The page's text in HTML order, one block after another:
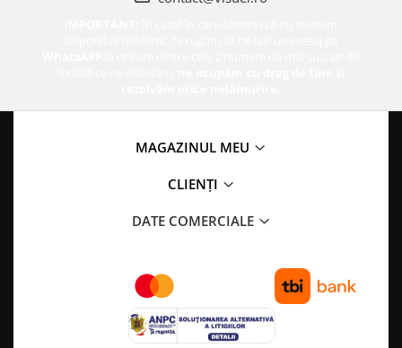
MAGAZINUL MEU
CLIENȚI
DATE COMERCIALE